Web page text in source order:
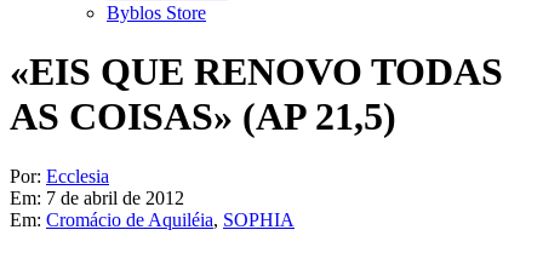
Byblos Store
«EIS QUE RENOVO TODAS
AS COISAS» (AP 21,5)
Por: Ecclesia
Em: 7 de abril de 2012
Em: Cromácio de Aquiléia, SOPHIA